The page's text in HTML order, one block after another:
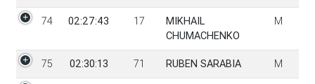
74 02:27:43 17
MIKHAIL
CHUMACHENKO
M
75 02:30:13 71 RUBEN SARABIA M